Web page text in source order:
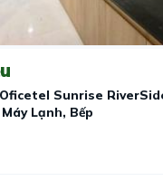
Sunrise
Lạnh, Bếp